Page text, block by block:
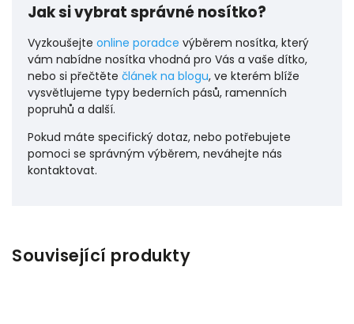
Jak si vybrat správné nosítko?
Vyzkoušejte online poradce výběrem nosítka, který
vám nabídne nosítka vhodná pro Vás a vaše dítko,
nebo si přečtěte článek na blogu, ve kterém blíže
vysvětlujeme typy bederních pásů, ramenních
popruhů a další.
Pokud máte specifický dotaz, nebo potřebujete
pomoci se správným výběrem, neváhejte nás
kontaktovat.
Související produkty